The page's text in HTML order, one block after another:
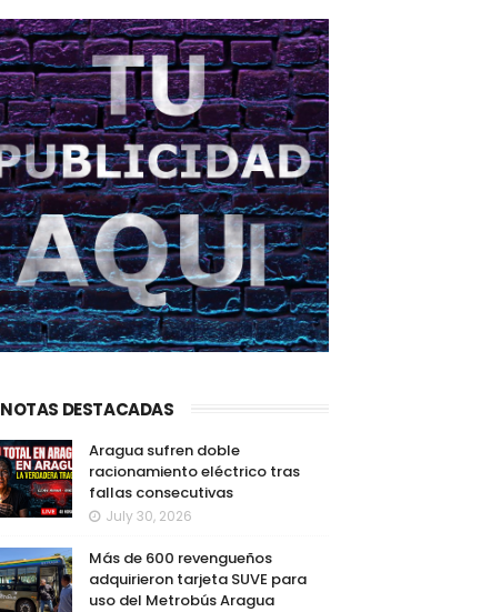
NOTAS DESTACADAS
Aragua sufren doble
racionamiento eléctrico tras
fallas consecutivas
July 30, 2026
Más de 600 revengueños
adquirieron tarjeta SUVE para
uso del Metrobús Aragua